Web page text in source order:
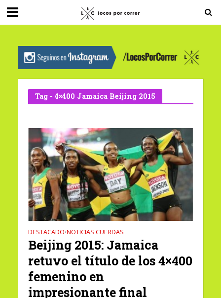
G-0X2PD3RFLV
Tag - 4×400 Jamaica Beijing 2015
DESTACADO•NOTICIAS CUERDAS
Beijing 2015: Jamaica
retuvo el título de los 4×400
femenino en
impresionante final